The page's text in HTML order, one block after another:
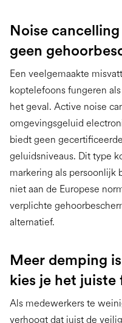
Noise
geen
Een veelgemaakte
koptelefoons fungeren
het geval. Active noise
omgevingsgeluid
biedt geen
geluidsniveaus. Dit type
markering als persoonlijk
niet aan de Europese
verplichte
alternatief.
Meer demping
kies je het juiste
Als medewerkers te
verhoogt dat juist de